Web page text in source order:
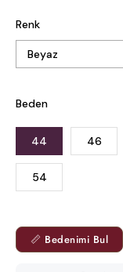
Renk
Beden
44 46
54
📏 Bedenimi Bul